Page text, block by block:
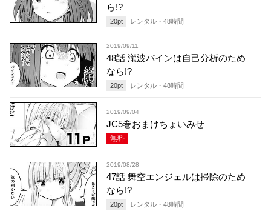
ら!?
20pt レンタル・ 48時間
2019/09/11
48話 瀧波パインは自己分析のため
なら!?
20pt レンタル・ 48時間
2019/09/04
JC5巻おまけちょいみせ
無料
2019/08/28
47話 舞空エンジェルは掃除のため
なら!?
20pt レンタル・ 48時間